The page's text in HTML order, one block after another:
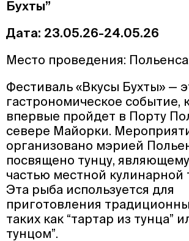
Бухты”
Дата: 23.05.26-24.05.26
Место проведения:
Фестиваль «Вкусы Бухты» —
гастрономическое событие,
впервые пройдет в Порту
севере Майорки.
организовано мэрией
посвящено тунцу,
частью местной кулинарной
Эта рыба используется для
приготовления
таких как “тартар из тунца”
тунцом”.